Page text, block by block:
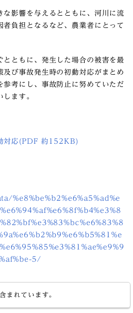
影響を与えるとともに、河川に流
者負担となるなど、農業者にとって
ともに、発生した場合の被害を最
及び事故発生時の初動対応がまとめ
参考にし、事故防止に努めていただ
ます。
対応(PDF 約152KB)
%e8%be%b2%e6%a5%ad%e
5/
まれています。